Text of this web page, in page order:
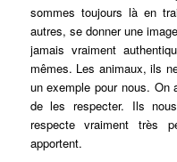
sommes toujours là en
autres, se donner une
jamais vraiment
mêmes. Les animaux, ils
un exemple pour nous. On
de les respecter. Ils
respecte vraiment très
apportent.